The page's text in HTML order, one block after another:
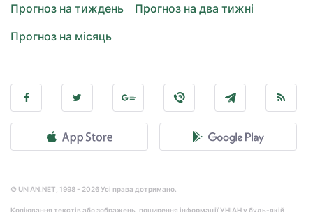
Прогноз на тиждень
Прогноз на два тижні
Прогноз на місяць
© UNIAN.NET, 1998 - 2026 Усі права дотримано.
Копіювання текстів або зображень, поширення інформації УНІАН у будь-якій